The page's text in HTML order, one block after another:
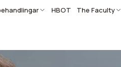
HBOT The Faculty